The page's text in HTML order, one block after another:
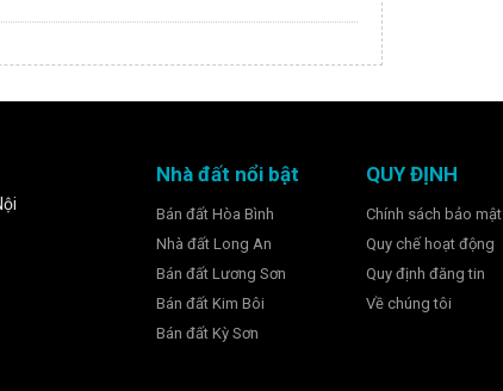
Nhà đất nổi bật
Bán đất Hòa Bình
Nhà đất Long An
Bán đất Lương Sơn
Bán đất Kim Bôi
Bán đất Kỳ Sơn
QUY ĐỊNH
Chính sách bảo mật
Quy chế hoạt động
Quy định đăng tin
Về chúng tôi